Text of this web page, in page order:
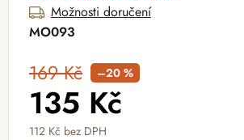
Možnosti doručení
MO093
169 Kč –20 %
135 Kč
112 Kč bez DPH